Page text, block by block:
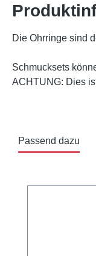
Die Ohrringe sind
Schmucksets
ACHTUNG: Dies
Passend dazu